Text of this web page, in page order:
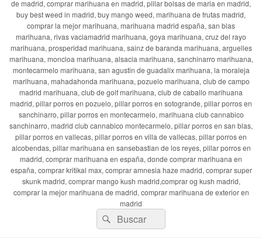
de madrid, comprar marihuana en madrid, pillar bolsas de maria en madrid,
buy best weed in madrid, buy mango weed, marihuana de frutas madrid,
comprar la mejor marihuana, marihuana madrid españa, san blas
marihuana, rivas vaciamadrid marihuana, goya marihuana, cruz del rayo
marihuana, prosperidad marihuana, sainz de baranda marihuana, arguelles
marihuana, moncloa marihuana, alsacia marihuana, sanchinarro marihuana,
montecarmelo marihuana, san agustin de guadalix marihuana, la moraleja
marihuana, mahadahonda marihuana, pozuelo marihuana, club de campo
madrid marihuana, club de golf marihuana, club de caballo marihuana
madrid, pillar porros en pozuelo, pillar porros en sotogrande, pillar porros en
sanchinarro, pillar porros en montecarmelo, marihuana club cannabico
sanchinarro, madrid club cannabico montecarmelo, pillar porros en san blas,
pillar porros en vallecas, pillar porros en villa de vallecas, pillar porros en
alcobendas, pillar marihuana en sansebastian de los reyes, pillar porros en
madrid, comprar marihuana en españa, donde comprar marihuana en
españa, comprar kritikal max, comprar amnesia haze madrid, comprar super
skunk madrid, comprar mango kush madrid,comprar og kush madrid,
comprar la mejor marihuana de madrid, comprar marihuana de exterior en
madrid
Buscar
por:
Buscar